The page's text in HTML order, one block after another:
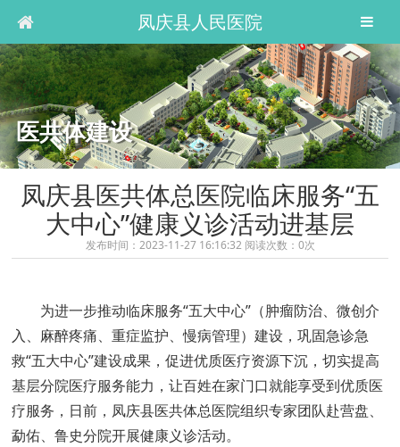
凤庆县人民医院
医共体建设
凤庆县医共体总医院临床服务“五
大中心”健康义诊活动进基层
发布时间：2023-11-27 16:16:32 阅读次数： 0次
为进一步推动临床服务“五大中心”（肿瘤防治、微创介
入、麻醉疼痛、重症监护、慢病管理）建设，巩固急诊急
救“五大中心”建设成果，促进优质医疗资源下沉，切实提高
基层分院医疗服务能力，让百姓在家门口就能享受到优质医
疗服务，日前，凤庆县医共体总医院组织专家团队赴营盘、
勐佑、鲁史分院开展健康义诊活动。